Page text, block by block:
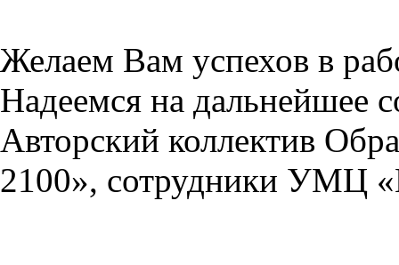
Желаем Вам успехов в
Надеемся на дальнейшее
Авторский коллектив
2100», сотрудники УМЦ